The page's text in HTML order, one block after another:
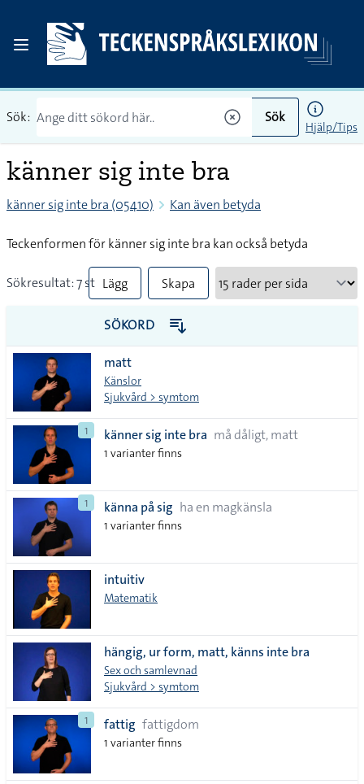
Sök: Sök
Hjälp/Tips
känner sig inte bra
känner sig inte bra (05410) Kan även betyda
Teckenformen för känner sig inte bra kan också betyda
Sökresultat: 7 st Lägg
till
alla i
lista
Skapa
PDF
SÖKORD
matt
Känslor
Sjukvård > symtom
1 känner sig inte bra må dåligt, matt
1 varianter finns
1 känna på sig ha en magkänsla
1 varianter finns
intuitiv
Matematik
hängig, ur form, matt, känns inte bra
Sex och samlevnad
Sjukvård > symtom
1 fattig fattigdom
1 varianter finns